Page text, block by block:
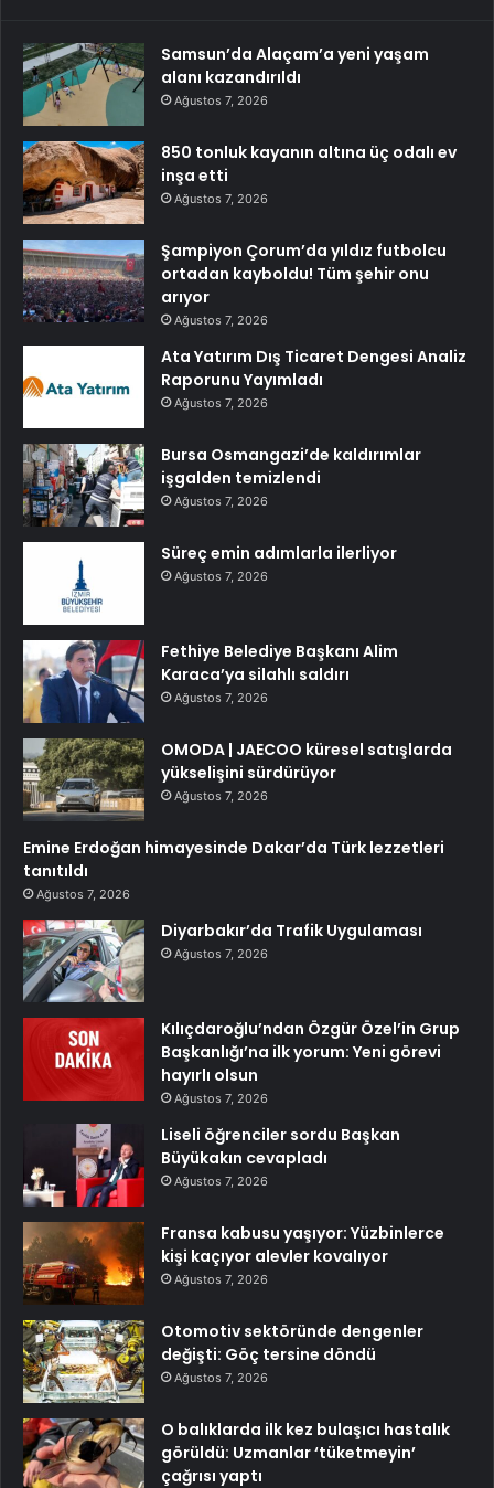
Samsun’da Alaçam’a yeni yaşam
alanı kazandırıldı
Ağustos 7, 2026
850 tonluk kayanın altına üç odalı ev
inşa etti
Ağustos 7, 2026
Şampiyon Çorum’da yıldız futbolcu
ortadan kayboldu! Tüm şehir onu
arıyor
Ağustos 7, 2026
Ata Yatırım Dış Ticaret Dengesi Analiz
Raporunu Yayımladı
Ağustos 7, 2026
Bursa Osmangazi’de kaldırımlar
işgalden temizlendi
Ağustos 7, 2026
Süreç emin adımlarla ilerliyor
Ağustos 7, 2026
Fethiye Belediye Başkanı Alim
Karaca’ya silahlı saldırı
Ağustos 7, 2026
OMODA | JAECOO küresel satışlarda
yükselişini sürdürüyor
Ağustos 7, 2026
Emine Erdoğan himayesinde Dakar’da Türk lezzetleri
tanıtıldı
Ağustos 7, 2026
Diyarbakır’da Trafik Uygulaması
Ağustos 7, 2026
Kılıçdaroğlu’ndan Özgür Özel’in Grup
Başkanlığı’na ilk yorum: Yeni görevi
hayırlı olsun
Ağustos 7, 2026
Liseli öğrenciler sordu Başkan
Büyükakın cevapladı
Ağustos 7, 2026
Fransa kabusu yaşıyor: Yüzbinlerce
kişi kaçıyor alevler kovalıyor
Ağustos 7, 2026
Otomotiv sektöründe dengenler
değişti: Göç tersine döndü
Ağustos 7, 2026
O balıklarda ilk kez bulaşıcı hastalık
görüldü: Uzmanlar ‘tüketmeyin’
çağrısı yaptı